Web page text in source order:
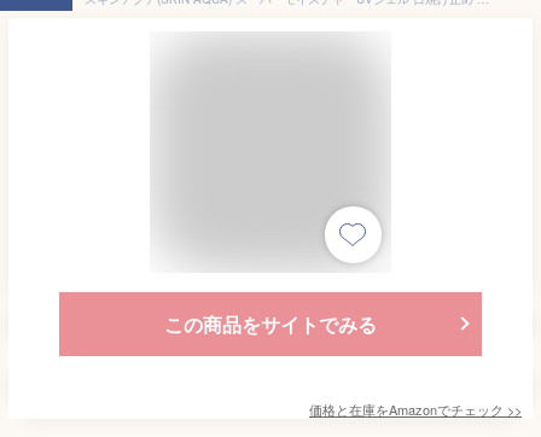
この商品をサイトでみる
価格と在庫をAmazonでチェック >>